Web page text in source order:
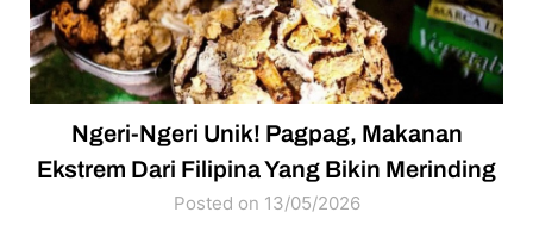
Ngeri-Ngeri Unik! Pagpag, Makanan
Ekstrem Dari Filipina Yang Bikin Merinding
Posted on 13/05/2026